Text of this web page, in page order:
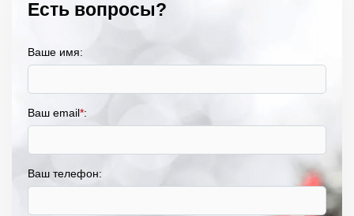
Есть вопросы?
Ваше имя:
Ваш email*:
Ваш телефон: